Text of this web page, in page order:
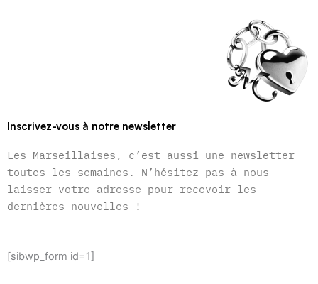
Inscrivez-vous à notre newsletter
Les Marseillaises, c’est aussi une newsletter
toutes les semaines. N’hésitez pas à nous
laisser votre adresse pour recevoir les
dernières nouvelles !
[sibwp_form id=1]